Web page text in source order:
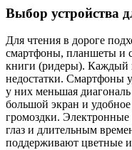
Выбор устройства
Для чтения в дороге
смартфоны, планшеты и
книги (ридеры). Каждый
недостатки. Смартфоны
у них меньшая
большой экран и
громоздки.
глаз и длительным
поддерживают цветные